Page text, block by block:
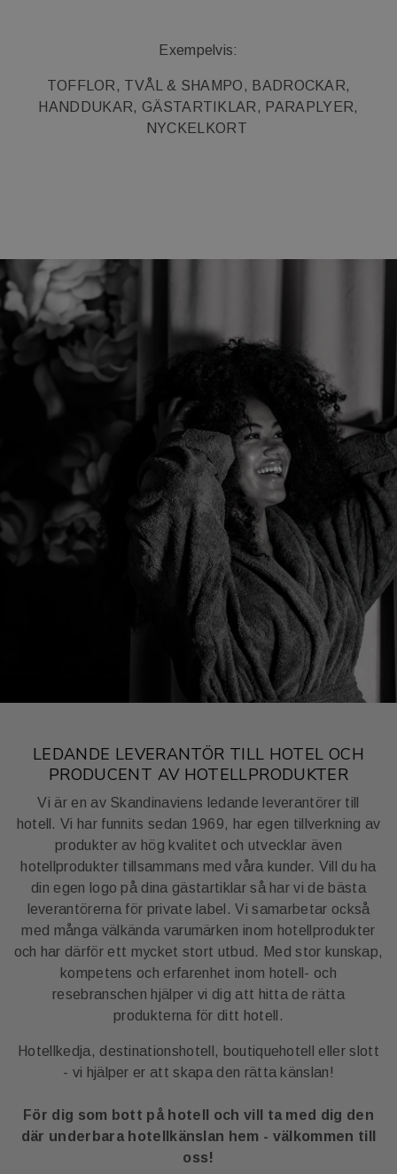
Exempelvis:
TOFFLOR, TVÅL & SHAMPO, BADROCKAR,
HANDDUKAR, GÄSTARTIKLAR, PARAPLYER,
NYCKELKORT
LEDANDE LEVERANTÖR TILL HOTEL OCH
PRODUCENT AV HOTELLPRODUKTER
Vi är en av Skandinaviens ledande leverantörer till
hotell. Vi har funnits sedan 1969, har egen tillverkning av
produkter av hög kvalitet och utvecklar även
hotellprodukter tillsammans med våra kunder. Vill du ha
din egen logo på dina gästartiklar så har vi de bästa
leverantörerna för private label. Vi samarbetar också
med många välkända varumärken inom hotellprodukter
och har därför ett mycket stort utbud. Med stor kunskap,
kompetens och erfarenhet inom hotell- och
resebranschen hjälper vi dig att hitta de rätta
produkterna för ditt hotell.
Hotellkedja, destinationshotell, boutiquehotell eller slott
- vi hjälper er att skapa den rätta känslan!
För dig som bott på hotell och vill ta med dig den
där underbara hotellkänslan hem - välkommen till
oss!